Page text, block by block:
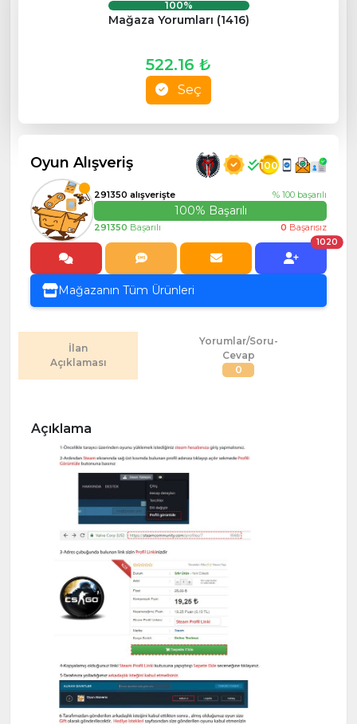
100%
Mağaza Yorumları (1416)
522.16 ₺
Seç
Oyun Alışveriş 100
291350 alışverişte % 100 başarılı
100% Başarılı
291350 Başarılı 0 Başarısız
1020
Mağazanın Tüm Ürünleri
İlan
Açıklaması
Yorumlar/Soru-
Cevap
0
Açıklama